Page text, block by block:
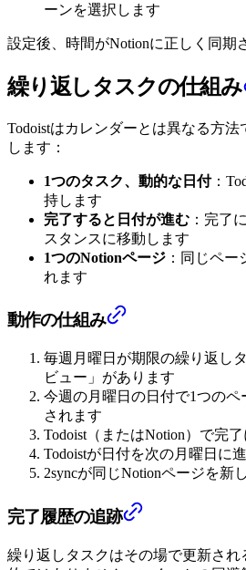
ーンを選択します
設定後、時間がNotionに正しく同期
繰り返しタスクの仕組み
Todoistはカレンダーとは異なる方
します：
1つのタスク、動的な日付：
持します
完了すると日付が進む ：完了
スタンスに移動します
1つのNotionページ ：同じペ
れます
動作の仕組み
毎週月曜日が期限の繰り返し
ビュー」があります
今週の月曜日の日付で1つのペ
されます
Todoist（またはNotion）で完
Todoistが日付を次の月曜日に
2syncが同じNotionページを新
完了履歴の追跡
繰り返しタスクはその場で更新さ